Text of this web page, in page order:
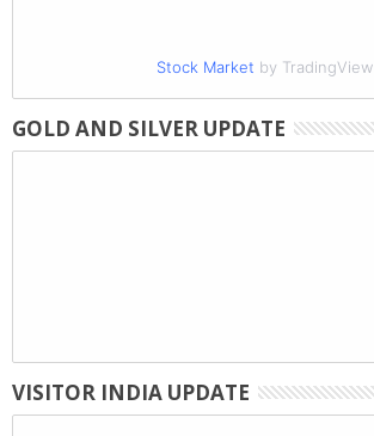
Stock Market by TradingView
GOLD AND SILVER UPDATE
VISITOR INDIA UPDATE